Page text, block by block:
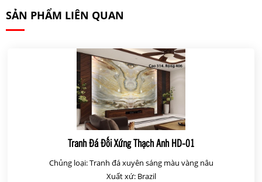
SẢN PHẨM LIÊN QUAN
Tranh Đá Đối Xứng Thạch Anh HD-01
Chủng loại: Tranh đá xuyên sáng màu vàng nâu
Xuất xứ: Brazil